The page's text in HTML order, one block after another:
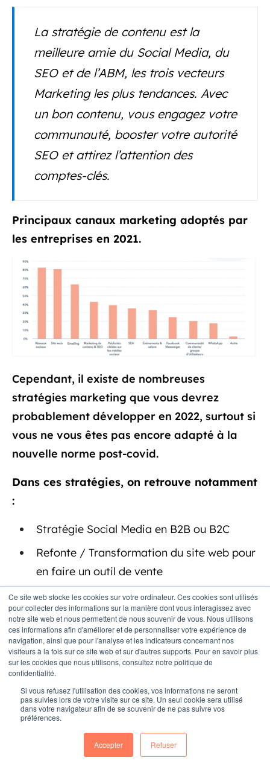
Ce site web stocke les cookies sur votre ordinateur. Ces cookies sont utilisés
pour collecter des informations sur la manière dont vous interagissez avec
notre site web et nous permettent de nous souvenir de vous. Nous utilisons
ces informations afin d'améliorer et de personnaliser votre expérience de
navigation, ainsi que pour l'analyse et les indicateurs concernant nos
visiteurs à la fois sur ce site web et sur d'autres supports. Pour en savoir plus
sur les cookies que nous utilisons, consultez notre politique de
confidentialité.
Si vous refusez l'utilisation des cookies, vos informations ne seront
pas suivies lors de votre visite sur ce site. Un seul cookie sera utilisé
dans votre navigateur afin de se souvenir de ne pas suivre vos
préférences.
Accepter Refuser
La stratégie de contenu est la
meilleure amie du Social Media, du
SEO et de l’ABM, les trois vecteurs
Marketing les plus tendances. Avec
un bon contenu, vous engagez votre
communauté, booster votre autorité
SEO et attirez l’attention des
comptes-clés.
Principaux canaux marketing adoptés par
les entreprises en 2021.
Cependant, il existe de nombreuses
stratégies marketing que vous devrez
probablement développer en 2022, surtout si
vous ne vous êtes pas encore adapté à la
nouvelle norme post-covid.
Dans ces stratégies, on retrouve notamment
:
Stratégie Social Media en B2B ou B2C
Refonte / Transformation du site web pour
en faire un outil de vente
Blogs d'entreprise, Marketing de contenu &
SEO
Marketing vidéo
Email Marketing
Optimisation de la conversion
Marketing personnalisé
Marketing d'influence